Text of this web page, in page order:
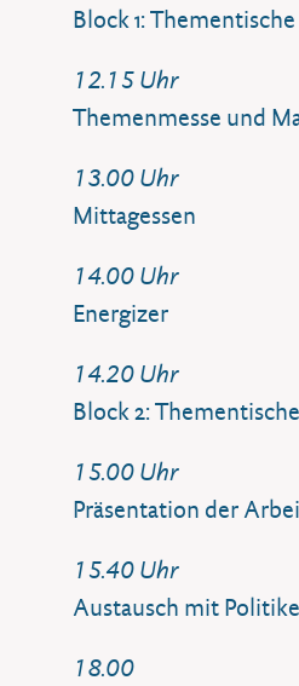
Block 1: Thementische
12.15 Uhr
Themenmesse und
13.00 Uhr
Mittagessen
14.00 Uhr
Energizer
14.20 Uhr
Block 2: Thementische
15.00 Uhr
Präsentation der
15.40 Uhr
Austausch mit
18.00